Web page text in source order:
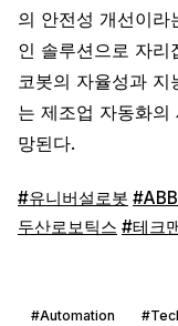
의 안전성 개선이라
인 솔루션으로 자
코봇의 자율성과 지
는 제조업 자동화의
망된다.
#유니버설로봇 #ABB
두산로보틱스 #테크
#Automation